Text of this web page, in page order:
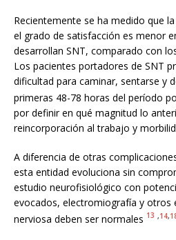
Recientemente se ha medido que
el grado de satisfacción es menor
desarrollan SNT, comparado con
Los pacientes portadores de SNT
dificultad para caminar, sentarse y
primeras 48-78 horas del período
por definir en qué magnitud lo
reincorporación al trabajo y
A diferencia de otras
esta entidad evoluciona sin
estudio neurofisiológico con
evocados, electromiografía y otros
nerviosa deben ser normales 13 ,14,